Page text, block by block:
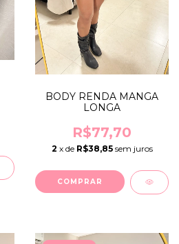
BODY RENDA MANGA
LONGA
R$77,70
2 x de R$38,85 sem juros
COMPRAR